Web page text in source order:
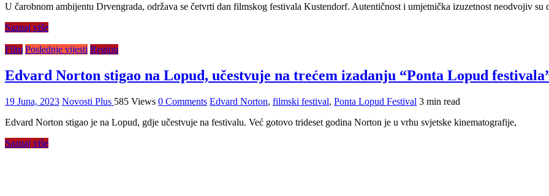
U čarobnom ambijentu Drvengrada, održava se četvrti dan filmskog festivala Kustendorf. Autentičnost i umjetnička izuzetnost neodvojiv su
Saznaj više
Film Poslednje vijesti Region
Edvard Norton stigao na Lopud, učestvuje na trećem izadanju “Ponta Lopud
19 Juna, 2023 Novosti Plus 585 Views 0 Comments Edvard Norton, filmski festival, Ponta Lopud Festival 3 min read
Edvard Norton stigao je na Lopud, gdje učestvuje na festivalu. Već gotovo trideset godina Norton je u vrhu svjetske kinematografije,
Saznaj više